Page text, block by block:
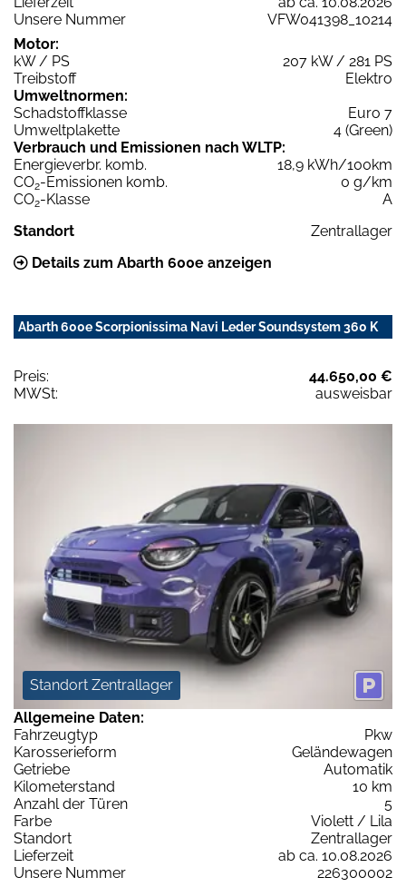
Unsere Nummer
VFW041398_10214
Motor:
kW / PS
207 kW / 281 PS
Treibstoff
Elektro
Umweltnormen:
Schadstoffklasse
Euro 7
Umweltplakette
4 (Green)
Verbrauch und Emissionen nach WLTP:
Energieverbr. komb.
18,9 kWh/100km
CO2-Emissionen komb.
0 g/km
CO2-Klasse
A
Standort
Zentrallager
Details zum Abarth 600e anzeigen
Abarth 600e Scorpionissima Navi Leder Soundsystem 360 K
Preis:
44.650,00 €
MWSt:
ausweisbar
Standort Zentrallager
Allgemeine Daten:
Fahrzeugtyp
Pkw
Karosserieform
Geländewagen
Getriebe
Automatik
Kilometerstand
10 km
Anzahl der Türen
5
Farbe
Violett / Lila
Standort
Zentrallager
Lieferzeit
ab ca. 10.08.2026
Unsere Nummer
226300002